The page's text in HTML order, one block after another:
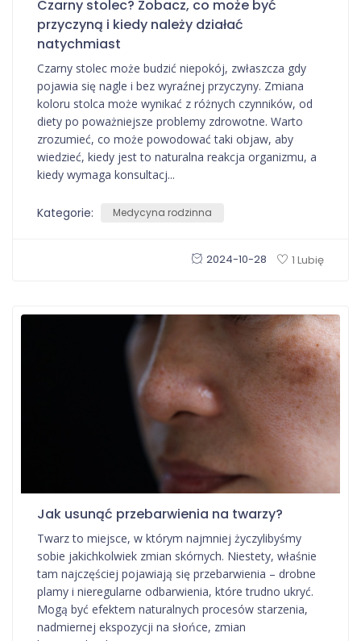
Czarny stolec? Zobacz, co może być
przyczyną i kiedy należy działać
natychmiast
Czarny stolec może budzić niepokój, zwłaszcza gdy
pojawia się nagle i bez wyraźnej przyczyny. Zmiana
koloru stolca może wynikać z różnych czynników, od
diety po poważniejsze problemy zdrowotne. Warto
zrozumieć, co może powodować taki objaw, aby
wiedzieć, kiedy jest to naturalna reakcja organizmu, a
kiedy wymaga konsultacj...
Kategorie: Medycyna rodzinna
2024-10-28 1 Lubię
Jak usunąć przebarwienia na twarzy?
Twarz to miejsce, w którym najmniej życzylibyśmy
sobie jakichkolwiek zmian skórnych. Niestety, właśnie
tam najczęściej pojawiają się przebarwienia – drobne
plamy i nieregularne odbarwienia, które trudno ukryć.
Mogą być efektem naturalnych procesów starzenia,
nadmiernej ekspozycji na słońce, zmian